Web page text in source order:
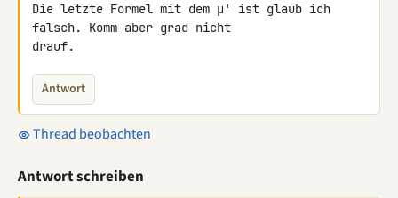
Die letzte Formel mit dem µ' ist glaub ich
falsch. Komm aber grad nicht
drauf.
Antwort
Thread beobachten
Antwort schreiben